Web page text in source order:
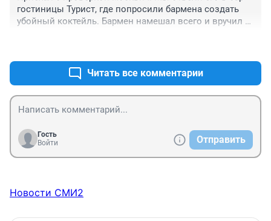
гостиницы Турист, где попросили бармена создать
убойный коктейль. Бармен намешал всего и вручил
Читать все комментарии
Гость
Войти
Отправить
Новости СМИ2